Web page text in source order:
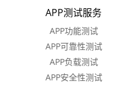
APP测试服务
APP功能测试
APP可靠性测试
APP负载测试
APP安全性测试